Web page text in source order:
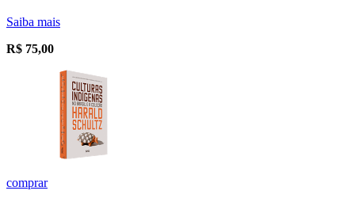
Saiba mais
R$ 75,00
comprar